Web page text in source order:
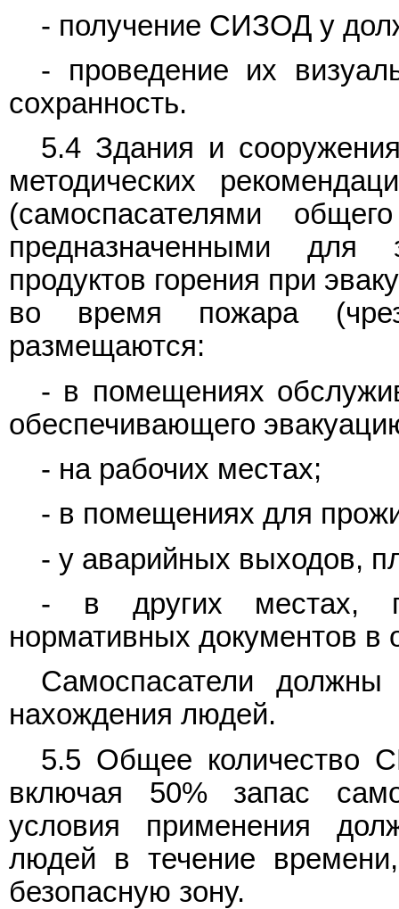
- получение СИЗОД у
- проведение их
сохранность.
5.4 Здания и
методических
(самоспасателями
предназначенными
продуктов горения при
во время пожара
размещаются:
- в помещениях
обеспечивающего
- на рабочих местах;
- в помещениях для
- у аварийных выходов,
- в других местах,
нормативных документов в
Самоспасатели
нахождения людей.
5.5 Общее количество
включая 50% запас
условия применения
людей в течение
безопасную зону.